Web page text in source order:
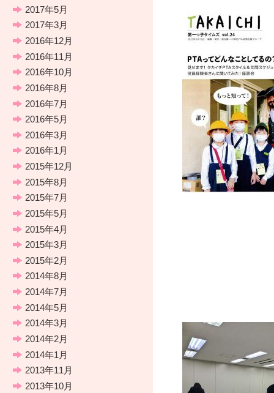
2017年5月
2017年3月
2016年12月
2016年11月
2016年10月
2016年8月
2016年7月
2016年5月
2016年3月
2016年1月
2015年12月
2015年8月
2015年7月
2015年5月
2015年4月
2015年3月
2015年2月
2014年8月
2014年7月
2014年5月
2014年3月
2014年2月
2014年1月
2013年11月
2013年10月